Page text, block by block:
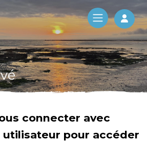
Log
connecter avec
pour accéder